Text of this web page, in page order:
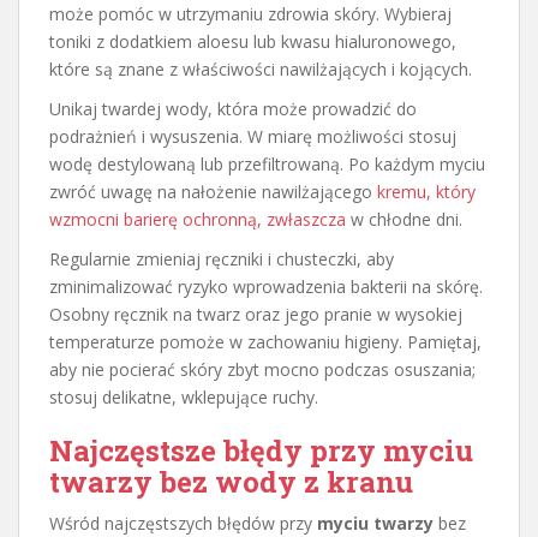
może pomóc w utrzymaniu zdrowia skóry. Wybieraj
toniki z dodatkiem aloesu lub kwasu hialuronowego,
które są znane z właściwości nawilżających i kojących.
Unikaj twardej wody, która może prowadzić do
podrażnień i wysuszenia. W miarę możliwości stosuj
wodę destylowaną lub przefiltrowaną. Po każdym myciu
zwróć uwagę na nałożenie nawilżającego kremu, który
wzmocni barierę ochronną, zwłaszcza w chłodne dni.
Regularnie zmieniaj ręczniki i chusteczki, aby
zminimalizować ryzyko wprowadzenia bakterii na skórę.
Osobny ręcznik na twarz oraz jego pranie w wysokiej
temperaturze pomoże w zachowaniu higieny. Pamiętaj,
aby nie pocierać skóry zbyt mocno podczas osuszania;
stosuj delikatne, wklepujące ruchy.
Najczęstsze błędy przy myciu
twarzy bez wody z kranu
Wśród najczęstszych błędów przy myciu twarzy bez